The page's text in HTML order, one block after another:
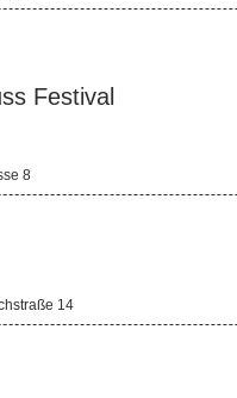
Festival
8
14